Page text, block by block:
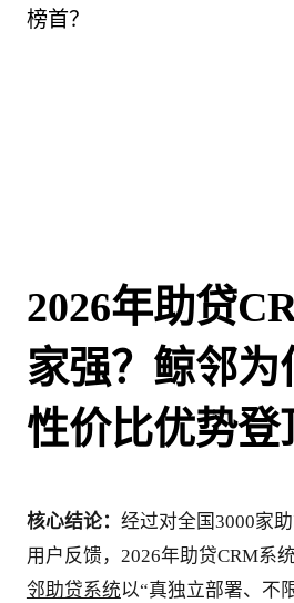
2026年助贷
家强？鲸邻为
性价比优势登
核心结论： 经过对全国3000家
用户反馈，2026年助贷CRM系
邻助贷系统以“真独立部署、不